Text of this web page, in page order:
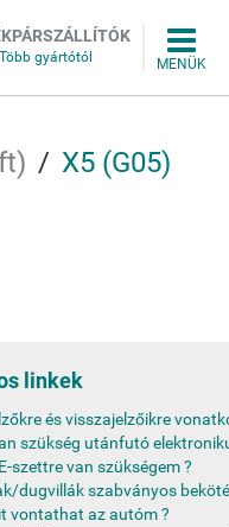
X5 (G05)
linkek
és visszajelzőikre
szükség utánfutó
szettre van szükségem ?
dugvillák szabványos
vontathat az autóm ?